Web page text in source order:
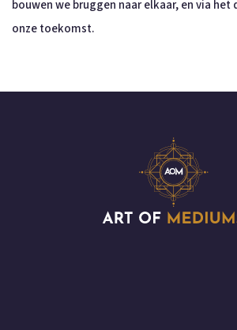
bouwen we bruggen naar elkaar, en via het
onze toekomst.